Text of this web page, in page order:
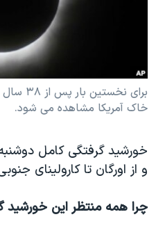
علم و فناوری
اسرائیل در جنگ
آرشیو پخش زنده
انتخابات ریاست جمهوری آمریکا ۲۰۲۴
حمله جمهوری اسلامی به
رمز مهسا
ورزش زنان در ایران
مجموعه مستندهای دادخواهی
دادگاه حمید نوری
زبانهای مختلف
برای
خاک آمریکا مشاهده می شود.
خورشید گرفتگی کامل
و از اورگان تا کارولینای
چرا همه منتظر این خورشید